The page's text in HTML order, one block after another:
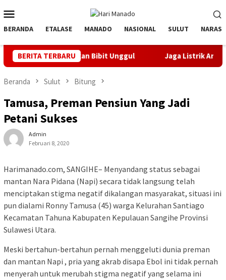
ke
kontenMobile
BERANDA ETALASE MANADO NASIONAL SULUT NARASI
BERITA TERBARU
Orbitkan Bibit Unggul Jaga Listrik Andal Jelang HUT
Beranda Sulut Bitung
Tamusa, Preman Pensiun Yang Jadi
Petani Sukses
Admin
Februari 8, 2020
Harimanado.com, SANGIHE– Menyandang status sebagai
mantan Nara Pidana (Napi) secara tidak langsung telah
menciptakan stigma negatif dikalangan masyarakat, situasi ini
pun dialami Ronny Tamusa (45) warga Kelurahan Santiago
Kecamatan Tahuna Kabupaten Kepulauan Sangihe Provinsi
Sulawesi Utara.
Meski bertahun-bertahun pernah menggeluti dunia preman
dan mantan Napi , pria yang akrab disapa Ebol ini tidak pernah
menyerah untuk merubah stigma negatif yang selama ini